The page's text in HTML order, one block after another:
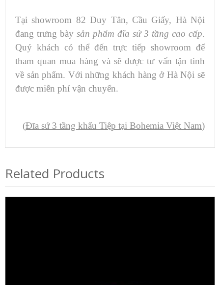
Tại showroom 82 Duy Tân, Cầu Giấy, Hà Nội
đang trưng bày sản phẩm đĩa sứ 3 tầng cao cấp.
Quý khách có thể đến trực tiếp showroom để
tham quan mua hàng và sẽ được tư vấn tận tình
về sản phẩm. Với những khách hàng ở Hà Nội sẽ
được miễn phí vận chuyển.
(Đĩa sứ 3 tầng khẩu Tiệp tại Bohemia Việt Nam)
Related Products